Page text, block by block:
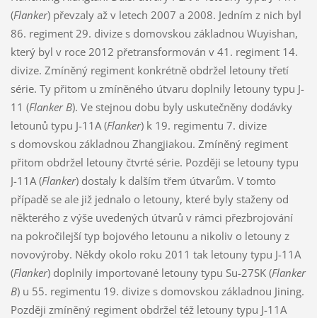
(Flanker) převzaly až v letech 2007 a 2008. Jedním z nich byl
86. regiment 29. divize s domovskou základnou Wuyishan,
který byl v roce 2012 přetransformován v 41. regiment 14.
divize. Zmíněný regiment konkrétně obdržel letouny třetí
série. Ty přitom u zmíněného útvaru doplnily letouny typu J-
11 (Flanker B). Ve stejnou dobu byly uskutečněny dodávky
letounů typu J-11A (Flanker) k 19. regimentu 7. divize
s domovskou základnou Zhangjiakou. Zmíněný regiment
přitom obdržel letouny čtvrté série. Později se letouny typu
J-11A (Flanker) dostaly k dalším třem útvarům. V tomto
případě se ale již jednalo o letouny, které byly staženy od
některého z výše uvedených útvarů v rámci přezbrojování
na pokročilejší typ bojového letounu a nikoliv o letouny z
novovýroby. Někdy okolo roku 2011 tak letouny typu J-11A
(Flanker) doplnily importované letouny typu Su-27SK (Flanker
B) u 55. regimentu 19. divize s domovskou základnou Jining.
Později zmíněný regiment obdržel též letouny typu J-11A